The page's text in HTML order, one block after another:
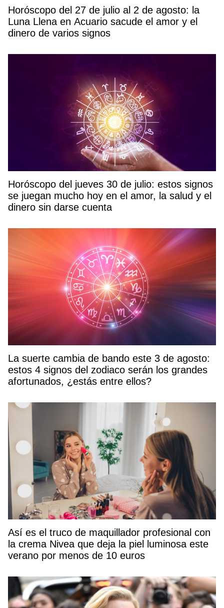
Horóscopo del 27 de julio al 2 de agosto: la
Luna Llena en Acuario sacude el amor y el
dinero de varios signos
Horóscopo del jueves 30 de julio: estos signos
se juegan mucho hoy en el amor, la salud y el
dinero sin darse cuenta
La suerte cambia de bando este 3 de agosto:
estos 4 signos del zodiaco serán los grandes
afortunados, ¿estás entre ellos?
Así es el truco de maquillador profesional con
la crema Nivea que deja la piel luminosa este
verano por menos de 10 euros